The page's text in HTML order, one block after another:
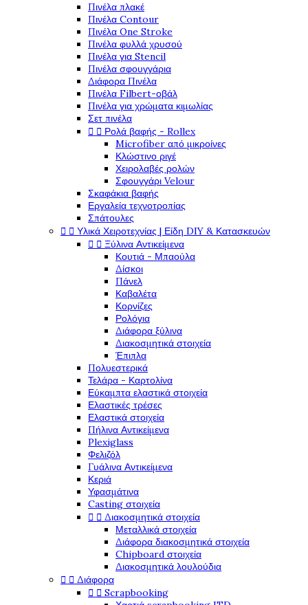
Πινέλα πλακέ
Πινέλα Contour
Πινέλα One Stroke
Πινέλα φυλλά χρυσού
Πινέλα για Stencil
Πινέλα σφουγγάρια
Διάφορα Πινέλα
Πινέλα Filbert-οβάλ
Πινέλα για χρώματα κιμωλίας
Σετ πινέλα
  Ρολά βαφής - Rollex
Microfiber από μικροίνες
Κλώστινο ριγέ
Χειρολαβές ρολών
Σφουγγάρι Velour
Σκαφάκια βαφής
Εργαλεία τεχνοτροπίας
Σπάτουλες
  Υλικά Χειροτεχνίας | Είδη DIY & Κατασκευών
  Ξύλινα Αντικείμενα
Κουτιά - Μπαούλα
Δίσκοι
Πάνελ
Καβαλέτα
Κορνίζες
Ρολόγια
Διάφορα ξύλινα
Διακοσμητικά στοιχεία
Έπιπλα
Πολυεστερικά
Τελάρα - Καρτολίνα
Εύκαμπτα ελαστικά στοιχεία
Ελαστικές τρέσες
Ελαστικά στοιχεία
Πήλινα Αντικείμενα
Plexiglass
Φελιζόλ
Γυάλινα Αντικείμενα
Κεριά
Υφασμάτινα
Casting στοιχεία
  Διακοσμητικά στοιχεία
Μεταλλικά στοιχεία
Διάφορα διακοσμητικά στοιχεία
Chipboard στοιχεία
Διακοσμητικά λουλούδια
  Διάφορα
  Scrapbooking